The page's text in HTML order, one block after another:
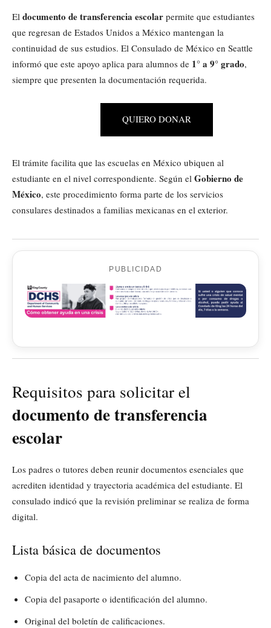
El documento de transferencia escolar permite que estudiantes
que regresan de Estados Unidos a México mantengan la
continuidad de sus estudios. El Consulado de México en Seattle
informó que este apoyo aplica para alumnos de 1° a 9° grado,
siempre que presenten la documentación requerida.
QUIERO DONAR
El trámite facilita que las escuelas en México ubiquen al
estudiante en el nivel correspondiente. Según el Gobierno de
México, este procedimiento forma parte de los servicios
consulares destinados a familias mexicanas en el exterior.
PUBLICIDAD
Requisitos para solicitar el
documento de transferencia
escolar
Los padres o tutores deben reunir documentos esenciales que
acrediten identidad y trayectoria académica del estudiante. El
consulado indicó que la revisión preliminar se realiza de forma
digital.
Lista básica de documentos
Copia del acta de nacimiento del alumno.
Copia del pasaporte o identificación del alumno.
Original del boletín de calificaciones.